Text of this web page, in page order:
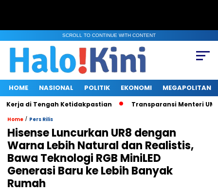
SCROLL TO CONTINUE WITH CONTENT
HOME NASIONAL POLITIK EKONOMI MEGAPOLITAN
di Tengah Ketidakpastian Transparansi Menteri UMKM
Home / Pers Rilis
Hisense Luncurkan UR8 dengan
Warna Lebih Natural dan Realistis,
Bawa Teknologi RGB MiniLED
Generasi Baru ke Lebih Banyak
Rumah